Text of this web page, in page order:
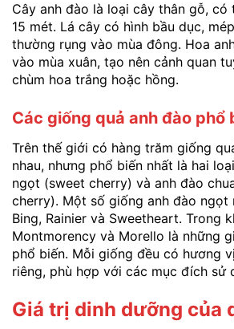
Cây anh đào là loại cây thân gỗ,
15 mét. Lá cây có hình bầu dục,
thường rụng vào mùa đông. Hoa
vào mùa xuân, tạo nên cảnh quan
chùm hoa trắng hoặc hồng.
Các giống quả anh đào phổ
Trên thế giới có hàng trăm giống
nhau, nhưng phổ biến nhất là hai
ngọt (sweet cherry) và anh đào
cherry). Một số giống anh đào ngọt
Bing, Rainier và Sweetheart. Trong
Montmorency và Morello là những
phổ biến. Mỗi giống đều có hương
riêng, phù hợp với các mục đích sử
Giá trị dinh dưỡng của